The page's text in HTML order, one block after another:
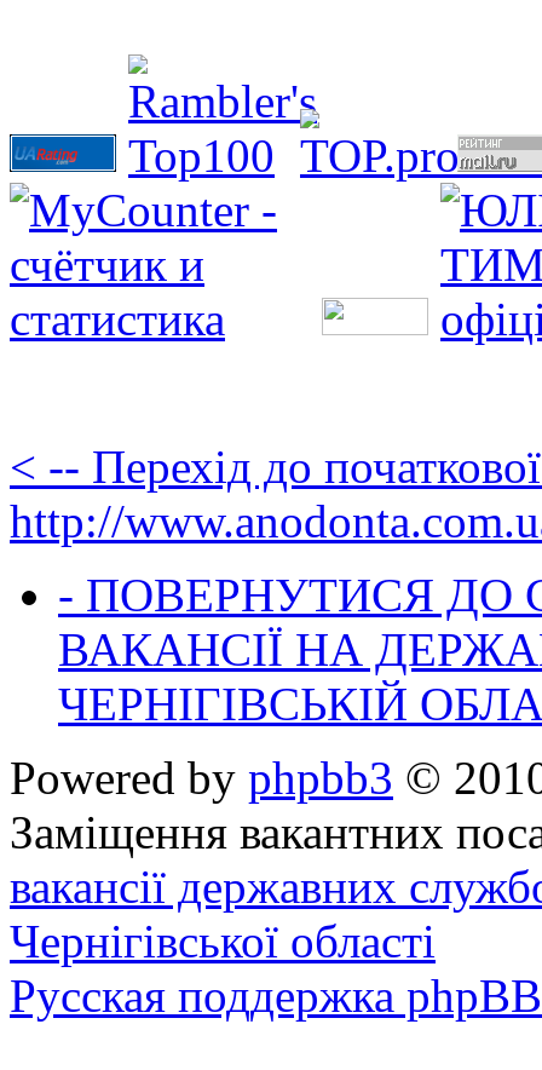
< -- Перехід до
http://
- ПОВЕРНУТИСЯ ДО
ВАКАНСІЇ НА
ЧЕРНІГІВСЬКІЙ
Powered by phpbb3 ©
Заміщення вакантних
вакансії державних
Чернігівської області
Русская поддержка phpBB